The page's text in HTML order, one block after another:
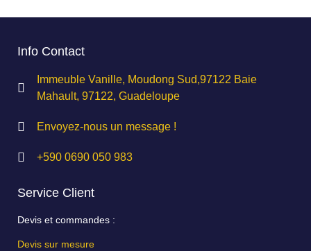
Info Contact
Immeuble Vanille, Moudong Sud,97122 Baie
Mahault, 97122, Guadeloupe
Envoyez-nous un message !
+590 0690 050 983
Service Client
Devis et commandes :
Devis sur mesure